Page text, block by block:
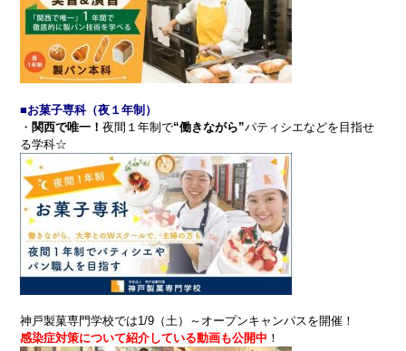
■お菓子専科（夜１年制）
・ 関西で唯一！夜間１年制で“働きながら”パティシエなどを目指せ
る学科☆
神戸製菓専門学校では1/9（土）～オープンキャンパスを開催！
感染症対策について紹介している動画も公開中 ！